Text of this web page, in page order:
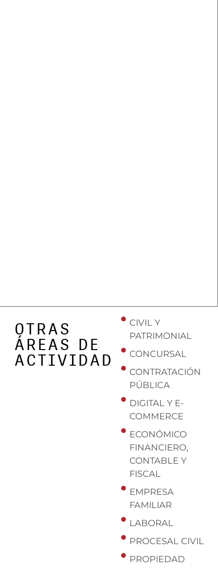
OTRAS
ÁREAS DE
ACTIVIDAD
CIVIL Y
PATRIMONIAL
CONCURSAL
CONTRATACIÓN
PÚBLICA
DIGITAL Y E-
COMMERCE
ECONÓMICO
FINANCIERO,
CONTABLE Y
FISCAL
EMPRESA
FAMILIAR
LABORAL
PROCESAL CIVIL
PROPIEDAD